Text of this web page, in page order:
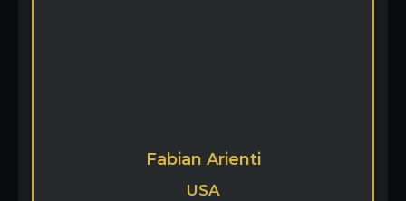
Fabian Arienti
USA